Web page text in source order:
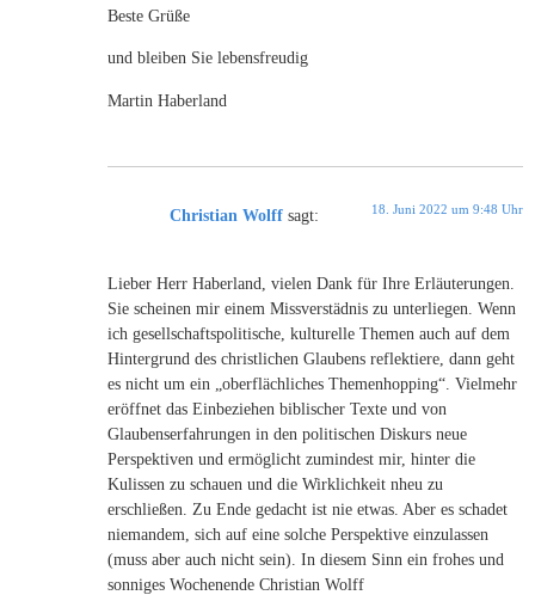
Beste Grüße
und bleiben Sie lebensfreudig
Martin Haberland
Christian Wolff sagt: 18. Juni 2022 um 9:48 Uhr
Lieber Herr Haberland, vielen Dank für Ihre Erläuterungen.
Sie scheinen mir einem Missverstädnis zu unterliegen. Wenn
ich gesellschaftspolitische, kulturelle Themen auch auf dem
Hintergrund des christlichen Glaubens reflektiere, dann geht
es nicht um ein „oberflächliches Themenhopping“. Vielmehr
eröffnet das Einbeziehen biblischer Texte und von
Glaubenserfahrungen in den politischen Diskurs neue
Perspektiven und ermöglicht zumindest mir, hinter die
Kulissen zu schauen und die Wirklichkeit nheu zu
erschließen. Zu Ende gedacht ist nie etwas. Aber es schadet
niemandem, sich auf eine solche Perspektive einzulassen
(muss aber auch nicht sein). In diesem Sinn ein frohes und
sonniges Wochenende Christian Wolff